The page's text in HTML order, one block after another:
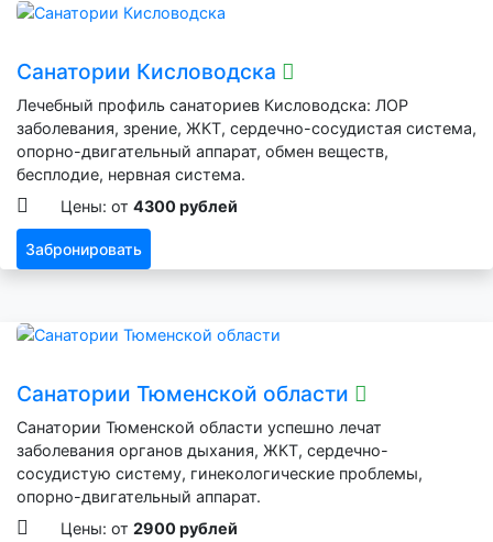
Санатории Кисловодска
Лечебный профиль санаториев Кисловодска: ЛОР
заболевания, зрение, ЖКТ, сердечно-сосудистая система,
опорно-двигательный аппарат, обмен веществ,
бесплодие, нервная система.
Цены: от 4300 рублей
Забронировать
Санатории Тюменской области
Санатории Тюменской области успешно лечат
заболевания органов дыхания, ЖКТ, сердечно-
сосудистую систему, гинекологические проблемы,
опорно-двигательный аппарат.
Цены: от 2900 рублей